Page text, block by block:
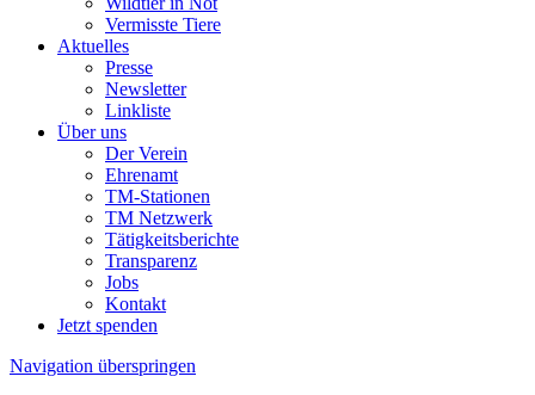
Vermisste Tiere
Aktuelles
Presse
Newsletter
Linkliste
Über uns
Der Verein
Ehrenamt
TM-Stationen
TM Netzwerk
Tätigkeitsberichte
Transparenz
Jobs
Kontakt
Jetzt spenden
Navigation überspringen